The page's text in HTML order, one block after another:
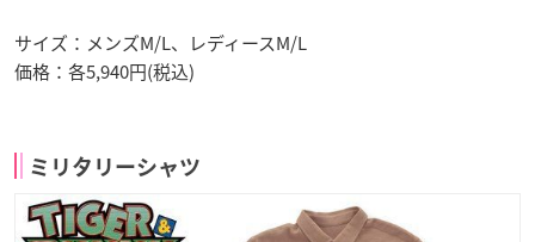
サイズ：メンズM/L、レディースM/L
価格：各5,940円(税込)
ミリタリーシャツ